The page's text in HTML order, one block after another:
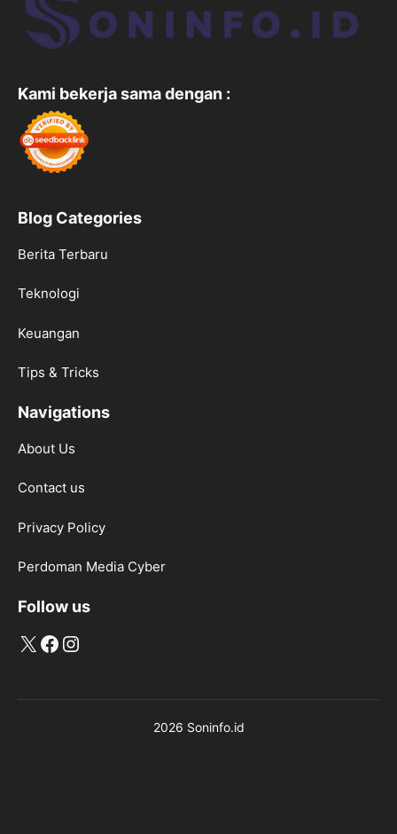
Kami bekerja sama dengan :
Blog Categories
Berita Terbaru
Teknologi
Keuangan
Tips & Tricks
Navigations
About Us
Contact us
Privacy Policy
Perdoman Media Cyber
Follow us
X Facebook
Instagram
2026 Soninfo.id